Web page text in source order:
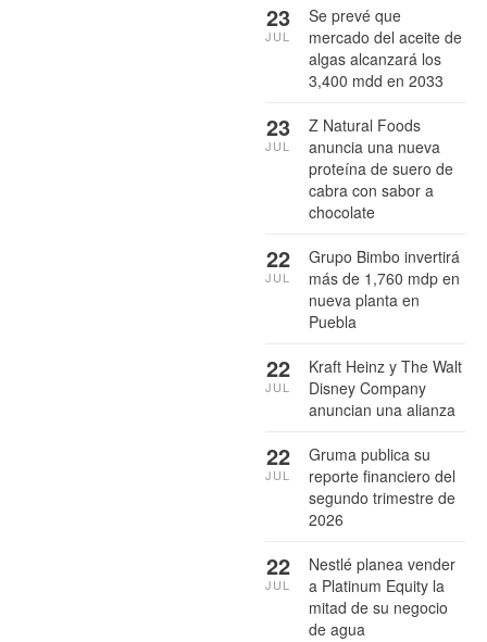
Se prevé que
mercado del aceite de
algas alcanzará los
3,400 mdd en 2033
23
JUL
Z Natural Foods
anuncia una nueva
proteína de suero de
cabra con sabor a
chocolate
23
JUL
Grupo Bimbo invertirá
más de 1,760 mdp en
nueva planta en
Puebla
22
JUL
Kraft Heinz y The Walt
Disney Company
anuncian una alianza
22
JUL
Gruma publica su
reporte financiero del
segundo trimestre de
2026
22
JUL
Nestlé planea vender
a Platinum Equity la
mitad de su negocio
de agua
22
JUL